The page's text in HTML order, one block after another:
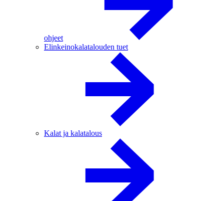
ohjeet
Elinkeinokalatalouden tuet
Kalat ja kalatalous